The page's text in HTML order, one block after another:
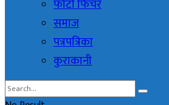
फोटो फिचर
समाज
पत्रपत्रिका
कुराकानी